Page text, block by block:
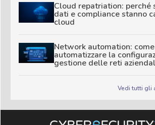
Cloud repatriation: perché
dati e compliance stanno
cloud
Network automation: come
automatizzare la
gestione delle reti
Vedi tutti gli